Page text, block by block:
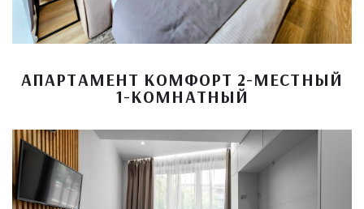
АПАРТАМЕНТ КОМФОРТ 2-МЕСТНЫЙ
1-КОМНАТНЫЙ